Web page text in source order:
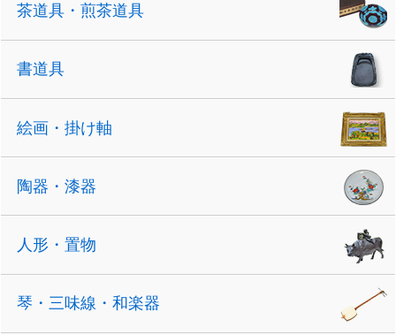
茶道具・煎茶道具
書道具
絵画・掛け軸
陶器・漆器
人形・置物
琴・三味線・和楽器